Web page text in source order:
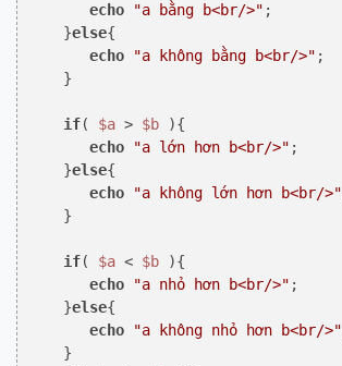
echo
"a bằng b<br/>" ;
    }
else{
echo
"a không bằng b<br/>" ;
    }
if( $a > $b ){
echo
"a lớn hơn b<br/>" ;
    }
else{
echo
"a không lớn hơn b<br/>"
    }
if( $a < $b ){
echo
"a nhỏ hơn b<br/>" ;
    }
else{
echo
"a không nhỏ hơn b<br/>"
    }